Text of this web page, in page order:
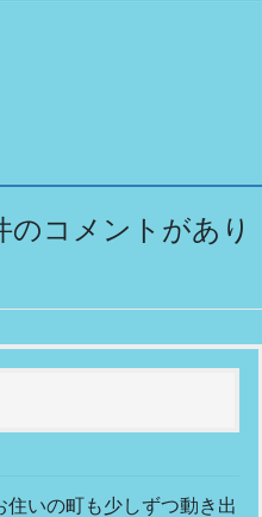
のコメントがあり
いの町も少しずつ動き出